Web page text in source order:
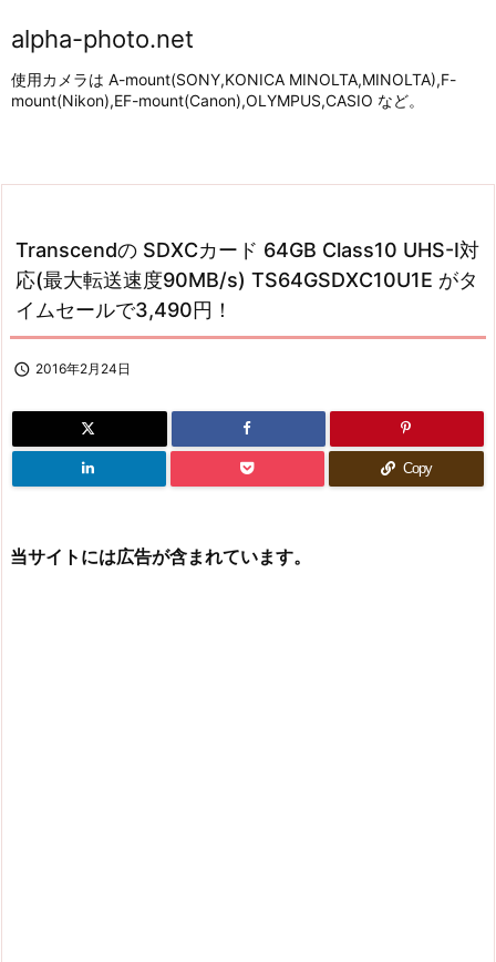
alpha-photo.net
使用カメラは A-mount(SONY,KONICA MINOLTA,MINOLTA),F-
mount(Nikon),EF-mount(Canon),OLYMPUS,CASIO など。
Transcendの SDXCカード 64GB Class10 UHS-I対
応(最大転送速度90MB/s) TS64GSDXC10U1E がタ
イムセールで3,490円！
 2016年2月24日
Copy
当サイトには広告が含まれています。